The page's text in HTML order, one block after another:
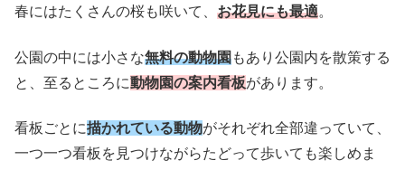
春にはたくさんの桜も咲いて、 お花見にも最適。
公園の中には小さな無料の動物園もあり公園内を散策する
と、至るところに動物園の案内看板があります。
看板ごとに描かれている動物がそれぞれ全部違っていて、
一つ一つ看板を見つけながらたどって歩いても楽しめま